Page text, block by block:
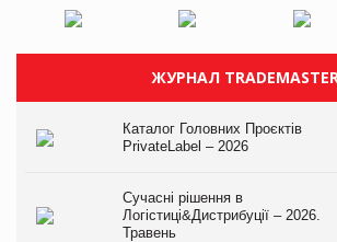
ЖУРНАЛ
Каталог Головних Проєктів
PrivateLabel – 2026
Сучасні рішення в
Логістиці&Дистрибуції – 2026.
Травень